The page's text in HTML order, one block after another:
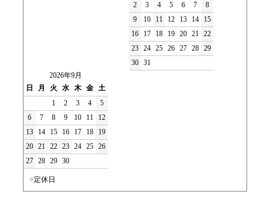
2
3 4 5 6 7
8
9
10 11 12 13 14
15
16
17 18 19 20 21 22
23 24 25 26 27 28 29
30 31
2026年9月
日
月 火 水 木 金 土
1
2 3 4
5
6
7 8 9 10 11
12
13
14 15 16 17 18
19
20 21 22 23 24 25 26
27 28 29 30
■定休日